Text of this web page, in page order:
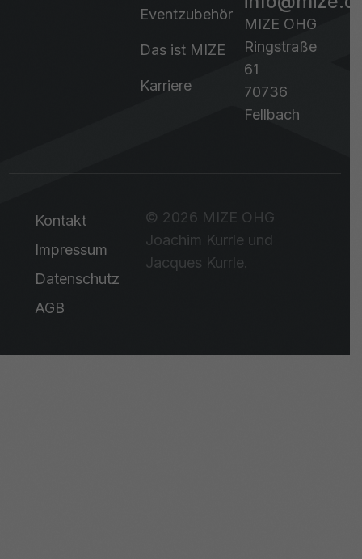
Eventzubehör
Das ist MIZE
Karriere
MIZE OHG
Ringstraße
61
70736
Fellbach
Kontakt
Impressum
Datenschutz
AGB
© 2026 MIZE OHG
Joachim Kurrle und
Jacques Kurrle.